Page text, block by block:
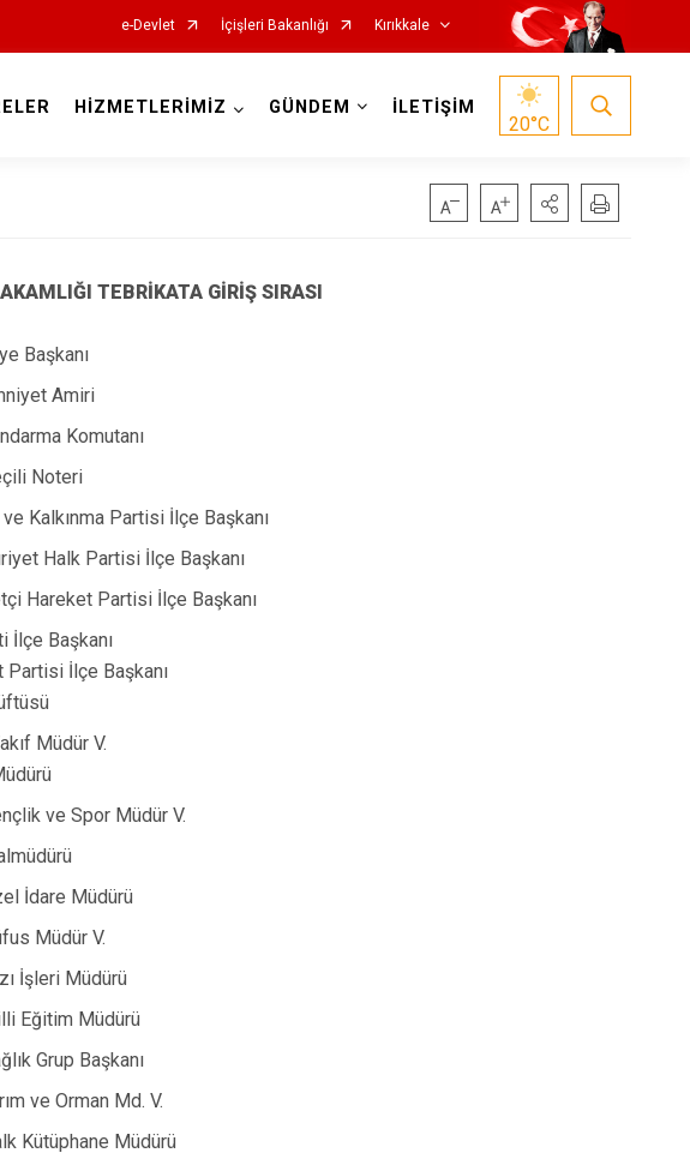
e-Devlet İçişleri Bakanlığı Kırıkkale
Bahşili
Balışeyh
Çelebi
Delice
Karakeçili
Keskin
Sulakyurt
Yahşihan
HİZMETLERİMİZ GÜNDEM İLETİŞİM
20°C
TEBRİKATA GİRİŞ SIRASI
Başkanı
Amiri
Komutanı
Noteri
Kalkınma Partisi İlçe Başkanı
Halk Partisi İlçe Başkanı
Hareket Partisi İlçe Başkanı
İlçe Başkanı
Partisi İlçe Başkanı
Müdür V.
ve Spor Müdür V.
İdare Müdürü
Müdür V.
İşleri Müdürü
Eğitim Müdürü
Grup Başkanı
ve Orman Md. V.
Kütüphane Müdürü